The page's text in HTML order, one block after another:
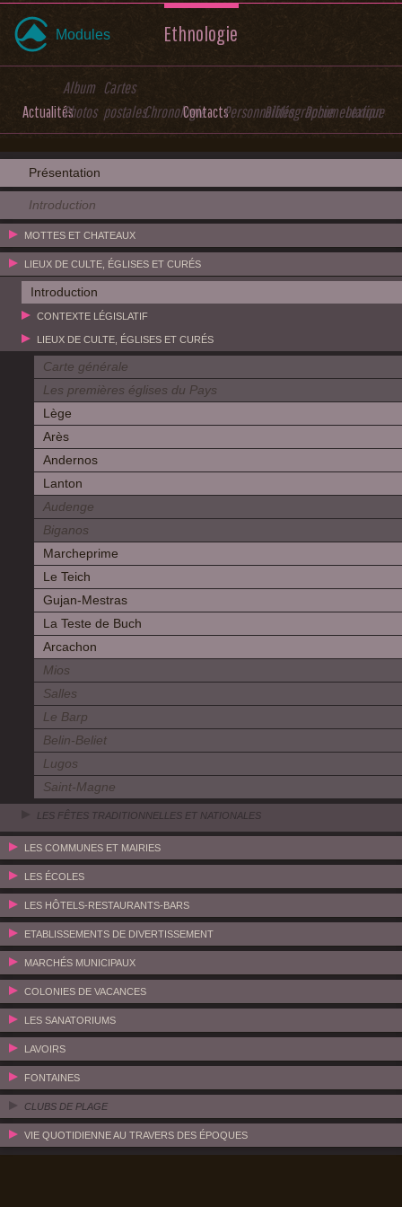
Modules Ethnologie
Actualités
Album
Photos
Cartes
postalesChronologieContactsPersonnalitésBibliographieDocumentation
Lexique
Présentation
Introduction
MOTTES ET CHATEAUX
LIEUX DE CULTE, ÉGLISES ET CURÉS
Introduction
CONTEXTE LÉGISLATIF
LIEUX DE CULTE, ÉGLISES ET CURÉS
Carte générale
Les premières églises du Pays
Lège
Arès
Andernos
Lanton
Audenge
Biganos
Marcheprime
Le Teich
Gujan-Mestras
La Teste de Buch
Arcachon
Mios
Salles
Le Barp
Belin-Beliet
Lugos
Saint-Magne
LES FÊTES TRADITIONNELLES ET NATIONALES
LES COMMUNES ET MAIRIES
LES ÉCOLES
LES HÔTELS-RESTAURANTS-BARS
ETABLISSEMENTS DE DIVERTISSEMENT
MARCHÉS MUNICIPAUX
COLONIES DE VACANCES
LES SANATORIUMS
LAVOIRS
FONTAINES
CLUBS DE PLAGE
VIE QUOTIDIENNE AU TRAVERS DES ÉPOQUES